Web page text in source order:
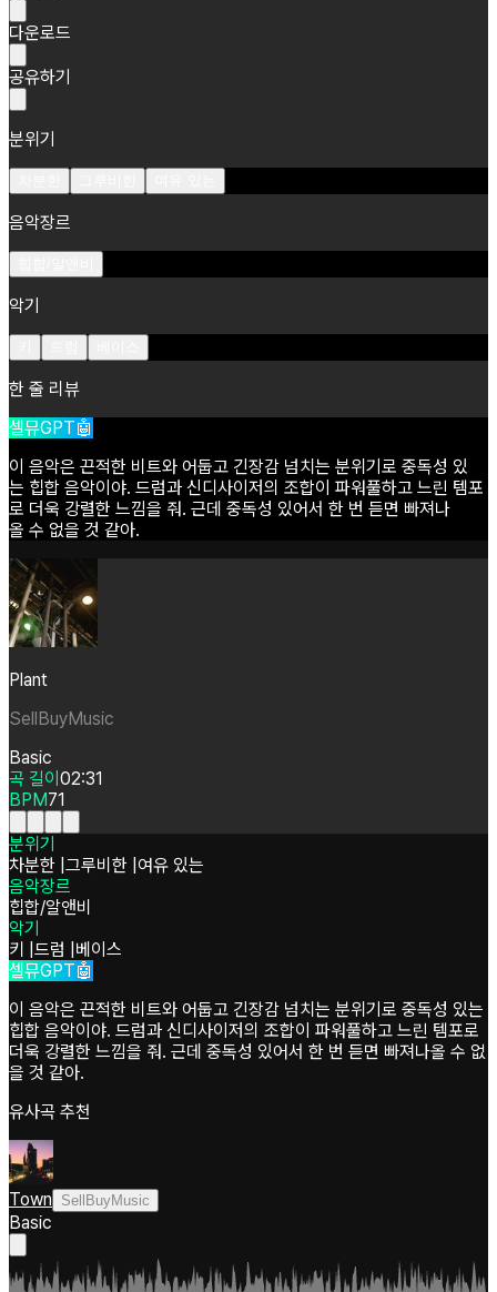
다운로드
공유하기
분위기
음악장르
악기
한 줄 리뷰
셀뮤GPT🤖
이 음악은 끈적한 비트와 어둡고 긴장감 넘치는 분위기로 중독성 있
는 힙합 음악이야. 드럼과 신디사이저의 조합이 파워풀하고 느린 템포
로 더욱 강렬한 느낌을 줘. 근데 중독성 있어서 한 번 듣면 빠져나
올 수 없을 것 같아.
Plant
SellBuyMusic
Basic
곡 길이 02:31
BPM71
분위기
차분한 그루비한 여유 있는
음악장르
힙합/알앤비
악기
키 드럼
베이스
셀뮤GPT🤖
이 음악은 끈적한 비트와 어둡고 긴장감 넘치는 분위기로 중독성 있는
힙합 음악이야. 드럼과 신디사이저의 조합이 파워풀하고 느린 템포로
더욱 강렬한 느낌을 줘. 근데 중독성 있어서 한 번 듣면 빠져나올 수 없
을 것 같아.
유사곡 추천
Town SellBuyMusic
Basic